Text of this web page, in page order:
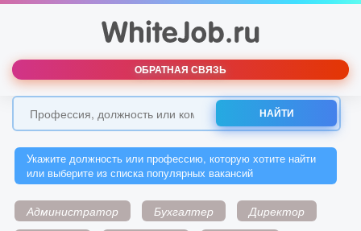
ОБРАТНАЯ СВЯЗЬ
НАЙТИ
Укажите должность или профессию, которую хотите найти
или выберите из списка популярных вакансий
Администратор Бухгалтер
Директор